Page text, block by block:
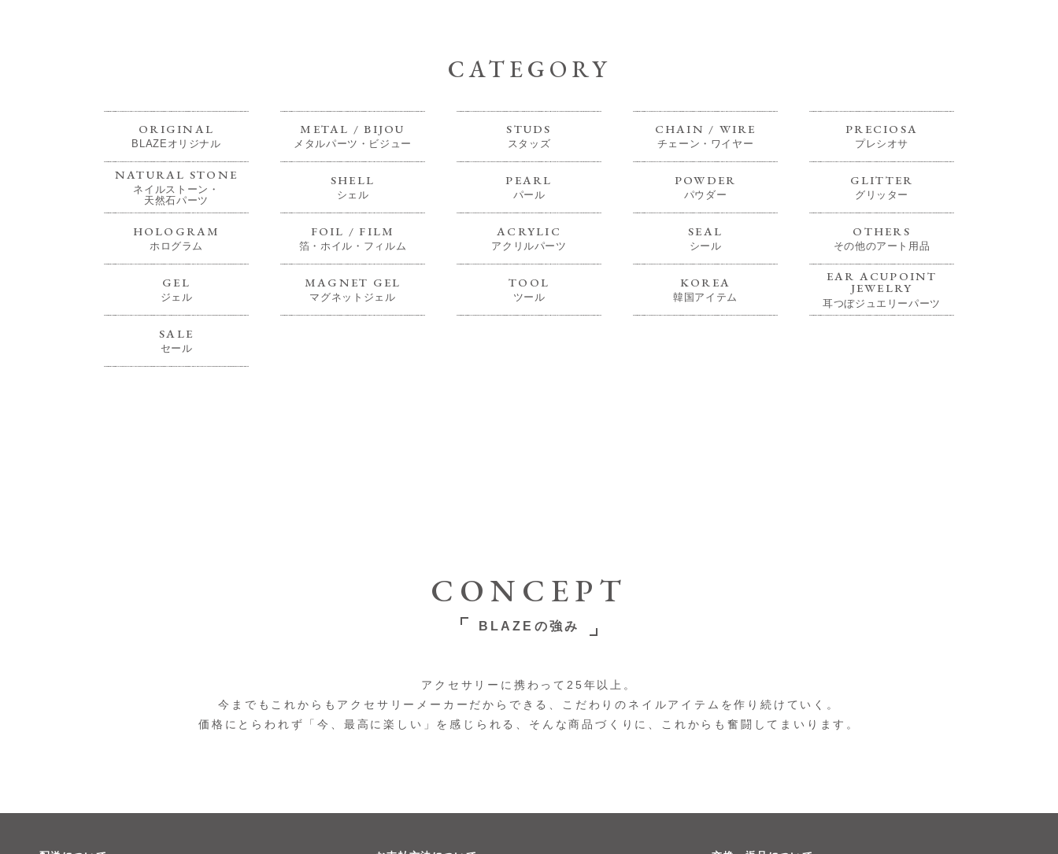
CATEGORY
ORIGINAL
BLAZEオリジナル
METAL / BIJOU
メタルパーツ・ビジュー
STUDS
スタッズ
CHAIN / WIRE
チェーン・ワイヤー
PRECIOSA
プレシオサ
NATURAL STONE
ネイルストーン・
天然石パーツ
SHELL
シェル
PEARL
パール
POWDER
パウダー
GLITTER
グリッター
HOLOGRAM
ホログラム
FOIL / FILM
箔・ホイル・フィルム
ACRYLIC
アクリルパーツ
SEAL
シール
OTHERS
その他のアート用品
GEL
ジェル
MAGNET GEL
マグネットジェル
TOOL
ツール
KOREA
韓国アイテム
EAR ACUPOINT
JEWELRY
耳つぼジュエリーパーツ
SALE
セール
CONCEPT
BLAZEの強み
アクセサリーに携わって25年以上。
今までもこれからもアクセサリーメーカーだからできる、こだわりのネイルアイテムを作り続けていく。
価格にとらわれず「今、最高に楽しい」を感じられる、そんな商品づくりに、これからも奮闘してまいります。